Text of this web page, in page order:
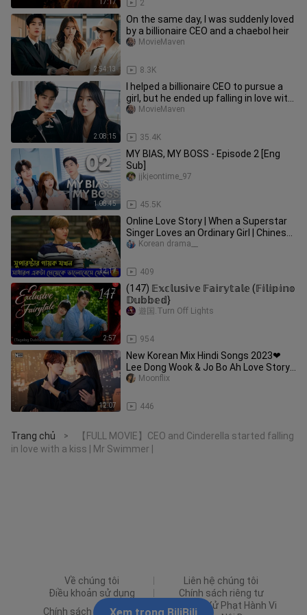
17:17 2
2:54:13
On the same day, I was suddenly loved
by a billionaire CEO and a chaebol heir
8.3K
MovieMaven
2:08:15
I helped a billionaire CEO to pursue a
girl, but he ended up falling in love with
me
35.4K
MovieMaven
1:08:45
MY BIAS, MY BOSS - Episode 2 [Eng
Sub]
45.5K
jjkjeontime_97
12:17
Online Love Story | When a Superstar
Singer Loves an Ordinary Girl | Chinese
Mini Drama | iStory
409
Korean drama__
2:57
(147) 𝔼𝕩𝕔𝕝𝕦𝕤𝕚𝕧𝕖 𝔽𝕒𝕚𝕣𝕪𝕥𝕒𝕝𝕖 (𝔽𝕚𝕝𝕚𝕡𝕚𝕟𝕠
𝔻𝕦𝕓𝕓𝕖𝕕}
954
遊国.Turn Off Lights
12:07
New Korean Mix Hindi Songs 2023❤
Lee Dong Wook & Jo Bo Ah Love Story
❤Korean drama
446
Moonflix
Trang chủ >
【FULL MOVIE】CEO and Cinderella started falling
in love with a kiss | Mr Swimmer |
Về chúng tôi
Liên hệ chúng tôi
Điều khoản sử dụng
Chính sách riêng tư
Chính sách Quảng cáo
Quy Định Xử Phạt Hành Vi